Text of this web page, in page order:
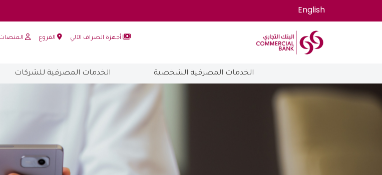
English
أجهزة الصراف الآلي الفروع
الخدمات المصرفية الشخصية الخدمات المصرفية للشركات